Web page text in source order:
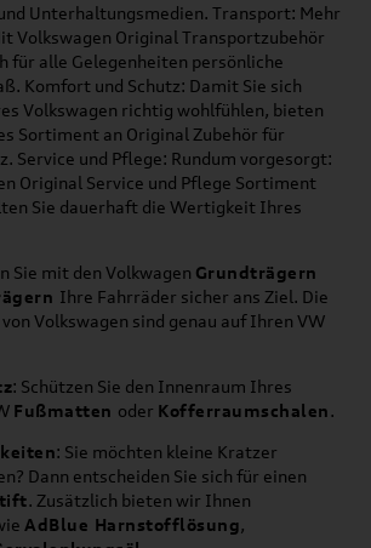
Unterhaltungsmedien. Transport: Mehr
Volkswagen Original Transportzubehör
für alle Gelegenheiten persönliche
Komfort und Schutz: Damit Sie sich
Volkswagen richtig wohlfühlen, bieten
Sortiment an Original Zubehör für
Service und Pflege: Rundum vorgesorgt:
Original Service und Pflege Sortiment
Sie dauerhaft die Wertigkeit Ihres
Sie mit den Volkwagen Grundträgern
Ihre Fahrräder sicher ans Ziel. Die
Volkswagen sind genau auf Ihren VW
: Schützen Sie den Innenraum Ihres
Fußmatten oder Kofferraumschalen.
: Sie möchten kleine Kratzer
Dann entscheiden Sie sich für einen
. Zusätzlich bieten wir Ihnen
AdBlue Harnstofflösung,